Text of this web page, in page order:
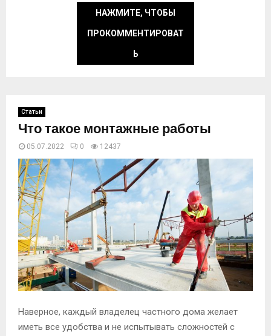
НАЖМИТЕ, ЧТОБЫ
ПРОКОММЕНТИРОВАТ
Ь
Статьи
Что такое монтажные работы
05.07.2022 0 12437
Наверное, каждый владелец частного дома желает
иметь все удобства и не испытывать сложностей с